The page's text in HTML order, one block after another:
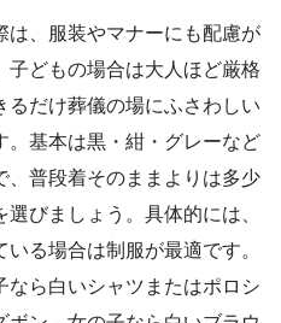
は、服装やマナーにも配慮が
子どもの場合は大人ほど厳格
るだけ葬儀の場にふさわしい
。基本は黒・紺・グレーなど
、普段着そのままよりは多少
びましょう。具体的には、
る場合は制服が最適です。
ら白いシャツまたはポロシ